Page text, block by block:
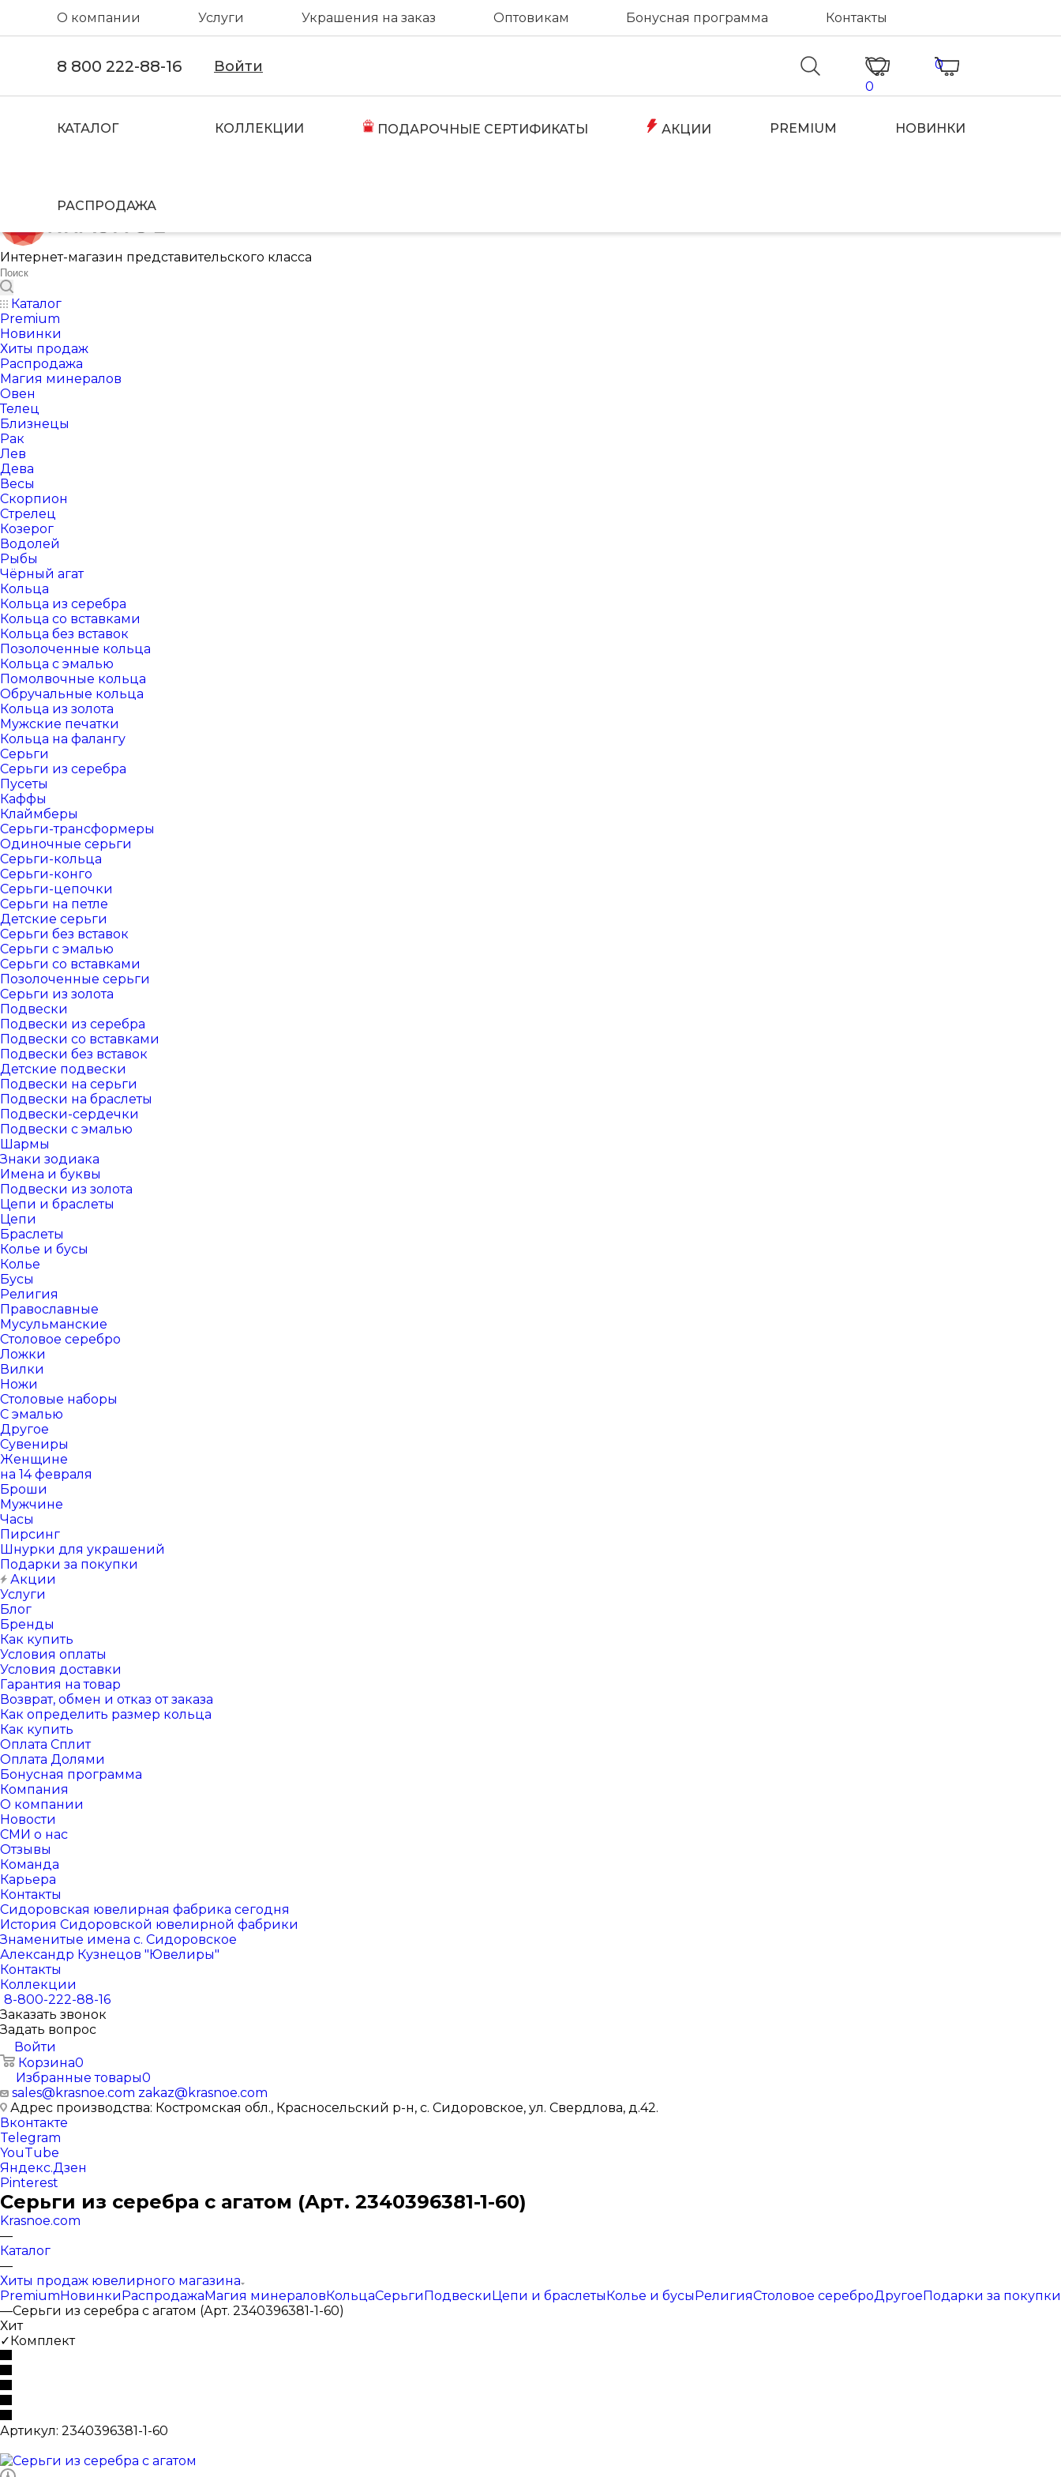
О компании Услуги Украшения на заказ Оптовикам Бонусная программа Контакты
8 800 222-88-16 Войти
0
0
КАТАЛОГ КОЛЛЕКЦИИ ПОДАРОЧНЫЕ СЕРТИФИКАТЫ АКЦИИ PREMIUM НОВИНКИ
РАСПРОДАЖА
Интернет-магазин представительского класса
Каталог
Premium
Новинки
Хиты продаж
Распродажа
Магия минералов
Овен
Телец
Близнецы
Рак
Лев
Дева
Весы
Скорпион
Стрелец
Козерог
Водолей
Рыбы
Чёрный агат
Кольца
Кольца из серебра
Кольца со вставками
Кольца без вставок
Позолоченные кольца
Кольца с эмалью
Помолвочные кольца
Обручальные кольца
Кольца из золота
Мужские печатки
Кольца на фалангу
Серьги
Серьги из серебра
Пусеты
Каффы
Клаймберы
Серьги-трансформеры
Одиночные серьги
Серьги-кольца
Серьги-конго
Серьги-цепочки
Серьги на петле
Детские серьги
Серьги без вставок
Серьги с эмалью
Серьги со вставками
Позолоченные серьги
Серьги из золота
Подвески
Подвески из серебра
Подвески со вставками
Подвески без вставок
Детские подвески
Подвески на серьги
Подвески на браслеты
Подвески-сердечки
Подвески с эмалью
Шармы
Знаки зодиака
Имена и буквы
Подвески из золота
Цепи и браслеты
Цепи
Браслеты
Колье и бусы
Колье
Бусы
Религия
Православные
Мусульманские
Столовое серебро
Ложки
Вилки
Ножи
Столовые наборы
С эмалью
Другое
Сувениры
Женщине
на 14 февраля
Броши
Мужчине
Часы
Пирсинг
Шнурки для украшений
Подарки за покупки
Акции
Услуги
Блог
Бренды
Как купить
Условия оплаты
Условия доставки
Гарантия на товар
Возврат, обмен и отказ от заказа
Как определить размер кольца
Как купить
Оплата Сплит
Оплата Долями
Бонусная программа
Компания
О компании
Новости
СМИ о нас
Отзывы
Команда
Карьера
Контакты
Сидоровская ювелирная фабрика сегодня
История Сидоровской ювелирной фабрики
Знаменитые имена с. Сидоровское
Александр Кузнецов "Ювелиры"
Контакты
Коллекции
8-800-222-88-16
Заказать звонок
Задать вопрос
Войти
Корзина0
Избранные товары0
sales@krasnoe.com zakaz@krasnoe.com
Адрес производства: Костромская обл., Красносельский р-н, с. Сидоровское, ул. Свердлова, д.42.
Вконтакте
Telegram
YouTube
Яндекс.Дзен
Pinterest
Серьги из серебра с агатом (Арт. 2340396381-1-60)
Krasnoe.com
—
Каталог
—
Хиты продаж ювелирного магазина
PremiumНовинкиРаспродажаМагия минераловКольцаСерьгиПодвескиЦепи и браслетыКолье и бусыРелигияСтоловое сереброДругоеПодарки за покупки
—Серьги из серебра с агатом (Арт. 2340396381-1-60)
Хит
✓Комплект
Артикул: 2340396381-1-60